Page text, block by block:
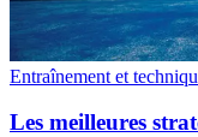
Entraînement et
Les meilleures